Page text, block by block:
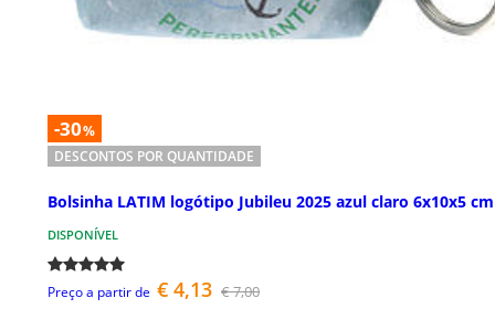
-30%
DESCONTOS POR QUANTIDADE
Bolsinha LATIM logótipo Jubileu 2025 azul claro 6x10x5 cm
DISPONÍVEL
Preço a partir de € 4,13 € 7,00